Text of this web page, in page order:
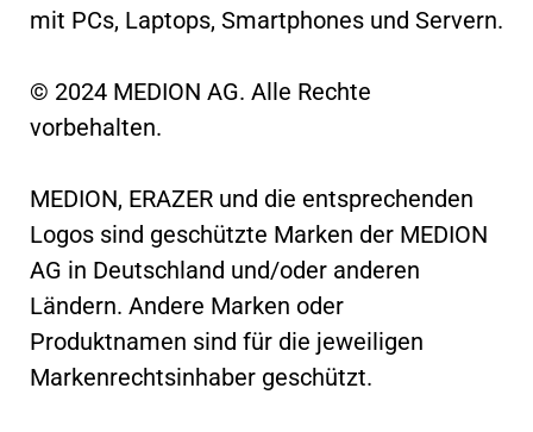
mit PCs, Laptops, Smartphones und Servern.
© 2024 MEDION AG. Alle Rechte
vorbehalten.
MEDION, ERAZER und die entsprechenden
Logos sind geschützte Marken der MEDION
AG in Deutschland und/oder anderen
Ländern. Andere Marken oder
Produktnamen sind für die jeweiligen
Markenrechtsinhaber geschützt.